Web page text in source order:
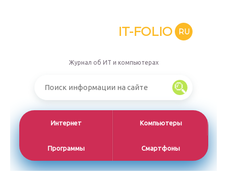
IT-FOLIO RU
Журнал об ИТ и компьютерах
Интернет Компьютеры
Программы Смартфоны